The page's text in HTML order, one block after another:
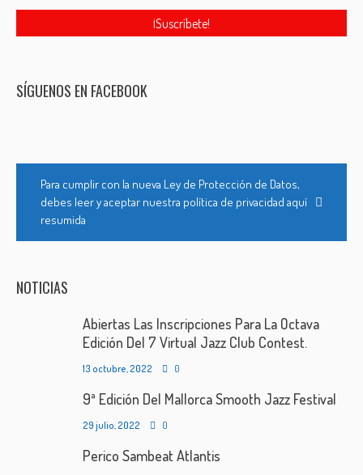
SÍGUENOS EN FACEBOOK
Para cumplir con la nueva Ley de Protección de Datos,
debes leer y aceptar nuestra política de privacidad aquí
resumida
NOTICIAS
Abiertas Las Inscripciones Para La Octava
Edición Del 7 Virtual Jazz Club Contest.
13 octubre, 2022 0
9ª Edición Del Mallorca Smooth Jazz Festival
29 julio, 2022 0
Perico Sambeat Atlantis